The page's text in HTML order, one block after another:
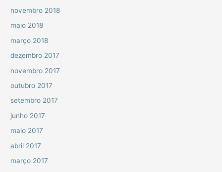
novembro 2018
maio 2018
março 2018
dezembro 2017
novembro 2017
outubro 2017
setembro 2017
junho 2017
maio 2017
abril 2017
março 2017